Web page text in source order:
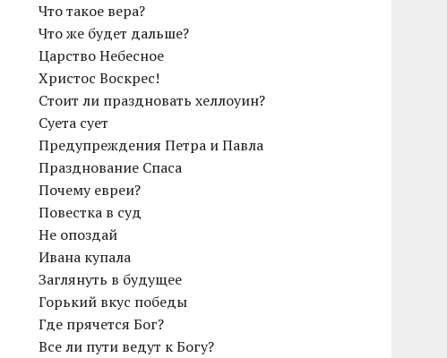
Что такое вера?
Что же будет дальше?
Царство Небесное
Христос Воскрес!
Cтоит ли праздновать хеллоуин?
Суета сует
Предупреждения Петра и Павла
Празднование Спаса
Почему евреи?
Повестка в суд
Не опоздай
Ивана купала
Заглянуть в будущее
Горький вкус победы
Где прячется Бог?
Все ли пути ведут к Богу?